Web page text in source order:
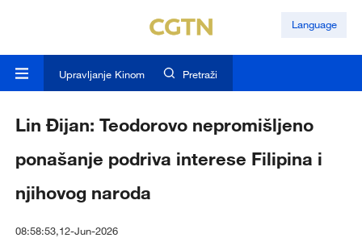
Language
Upravljanje Kinom Pretraži
Lin Đijan: Teodorovo nepromišljeno
ponašanje podriva interese Filipina i
njihovog naroda
08:58:53,12-Jun-2026